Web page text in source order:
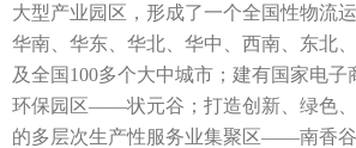
大型产业园区，形成了一个全国性物流
华南、华东、华北、华中、西南、东北
及全国100多个大中城市；建有国家电子
环保园区——状元谷；打造创新、绿色
的多层次生产性服务业集聚区——南香谷